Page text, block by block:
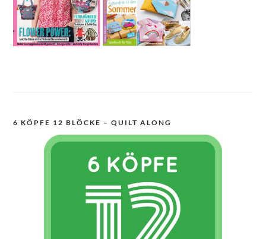
6 KÖPFE 12 BLÖCKE – QUILT ALONG